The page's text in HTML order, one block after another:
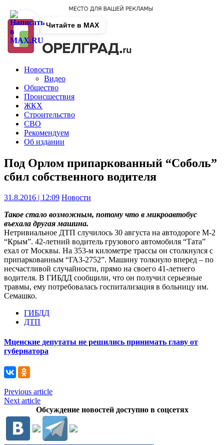
Новости
Видео
Общество
Происшествия
ЖКХ
Строительство
СВО
Рекомендуем
Об издании
Под Орлом припаркованный “Соболь”
сбил собственного водителя
31.8.2016 | 12:09 Новости
Такое стало возможным, потому что в микроавтобус
въехала другая машина.
Нетривиальное ДТП случилось 30 августа на автодороге М-2
“Крым”. 42-летний водитель грузового автомобиля “Тата”
ехал от Москвы. На 353-м километре трассы он столкнулся с
припаркованным “ГАЗ-2752”. Машину толкнуло вперед – по
несчастливой случайности, прямо на своего 41-летнего
водителя. В ГИБДД сообщили, что он получил серьезные
травмы, ему потребовалась госпитализация в больницу им.
Семашко.
ГИБДД
ДТП
Мценские депутаты не решились принимать главу от
губернатора
Previous article
Next article
Обсуждение новостей доступно в соцсетях
Читайте в MAX